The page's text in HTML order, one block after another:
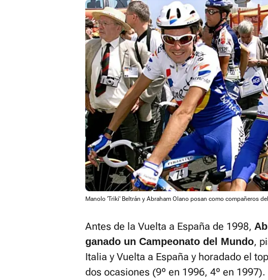
Manolo 'Triki' Beltrán y Abraham Olano posan como compañeros
Antes de la Vuelta a España de 1998,
ganado un Campeonato del Mundo,
Italia y Vuelta a España y horadado el
dos ocasiones (9º en 1996, 4º en